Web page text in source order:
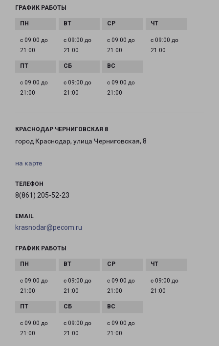
ГРАФИК РАБОТЫ
с 09:00 до
21:00
с 09:00 до
21:00
с 09:00 до
21:00
с 09:00 до
21:00
с 09:00 до
21:00
с 09:00 до
21:00
с 09:00 до
21:00
КРАСНОДАР ЧЕРНИГОВСКАЯ 8
город Краснодар, улица Черниговская, 8
на карте
ТЕЛЕФОН
8(861) 205-52-23
EMAIL
krasnodar@pecom.ru
ГРАФИК РАБОТЫ
с 09:00 до
21:00
с 09:00 до
21:00
с 09:00 до
21:00
с 09:00 до
21:00
с 09:00 до
21:00
с 09:00 до
21:00
с 09:00 до
21:00